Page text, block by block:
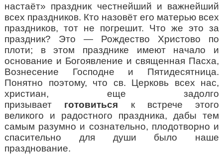
настаёт» праздник честнейший и важнейший
всех праздников. Кто назовёт его матерью всех
праздников, тот не погрешит. Что же это за
праздник? Это — Рождество Христово по
плоти; в этом празднике имеют начало и
основание и Богоявление и священная Пасха,
Вознесение Господне и Пятидесятница.
Понятно поэтому, что св. Церковь всех нас,
христиан, еще задолго
призывает готовиться к встрече этого
великого и радостного праздника, дабы тем
самым разумно и сознательно, плодотворно и
спасительно для души было наше
празднование.